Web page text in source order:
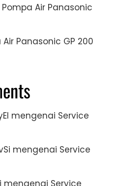
Air Panasonic
Panasonic GP 200
mengenai Service
mengenai Service